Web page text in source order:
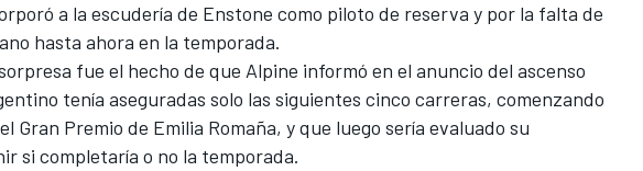
a la escudería de Enstone como piloto de reserva y por la falta de
hasta ahora en la temporada.
fue el hecho de que Alpine informó en el anuncio del ascenso
tenía aseguradas solo las siguientes cinco carreras, comenzando
Gran Premio de Emilia Romaña, y que luego sería evaluado su
si completaría o no la temporada.